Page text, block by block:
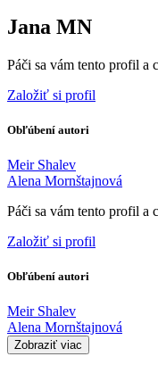
Jana MN
Páči sa vám tento profil a
Založiť si profil
Obľúbení autori
Meir Shalev
Alena Mornštajnová
Páči sa vám tento profil a
Založiť si profil
Obľúbení autori
Meir Shalev
Alena Mornštajnová
Zobraziť viac